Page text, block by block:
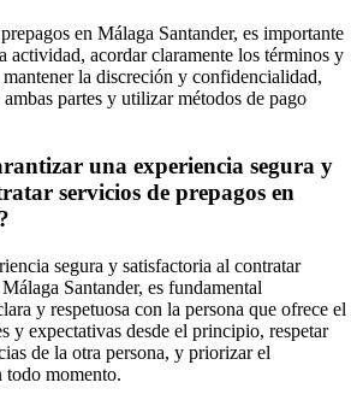
en Málaga Santander, es importante
actividad, acordar claramente los términos y
la discreción y confidencialidad,
partes y utilizar métodos de pago
una experiencia segura y
servicios de prepagos en
segura y satisfactoria al contratar
Santander, es fundamental
y respetuosa con la persona que ofrece el
y expectativas desde el principio, respetar
de la otra persona, y priorizar el
todo momento.